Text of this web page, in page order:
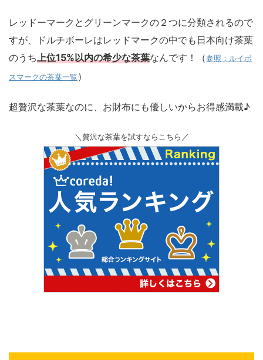
レッドーマークとグリーンマークの２つに分類されるので
すが、ドルチボーレはレッドマークの中でも日本向け茶葉
のうち上位15%以内の希少な茶葉なんです！（参照：ルイボ
スマークの茶葉一覧 ）
超贅沢な茶葉なのに、お財布にも優しいからお得感満載♪
＼贅沢な茶葉を試すならこちら／